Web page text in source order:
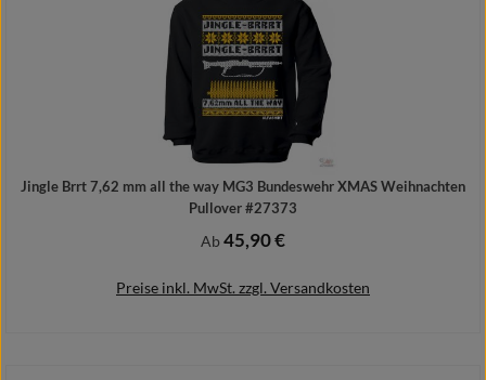
Jingle Brrt 7,62 mm all the way MG3 Bundeswehr XMAS Weihnachten
Pullover #27373
Regulärer Preis:
Ab45,90 €
Preise inkl. MwSt. zzgl. Versandkosten